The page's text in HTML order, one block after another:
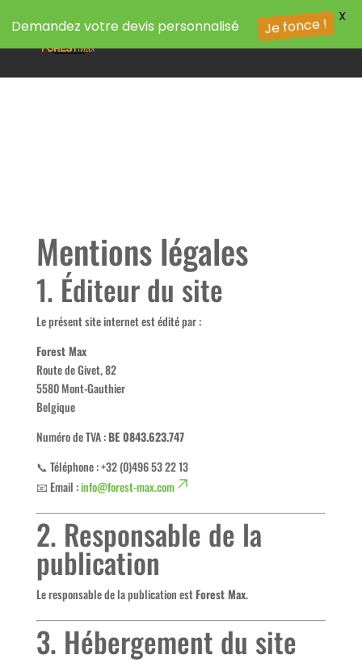
Mentions légales
1. Éditeur du site
Le présent site internet est édité par :
Forest Max
Route de Givet, 82
5580 Mont-Gauthier
Belgique
Numéro de TVA :BE 0843.623.747
📞 Téléphone : +32 (0)496 53 22 13
📧 Email :info@forest-max.com
2. Responsable de la
publication
Le responsable de la publication estForest Max.
3. Hébergement du site
Demandez votre devis personnalisé Je fonce !
X